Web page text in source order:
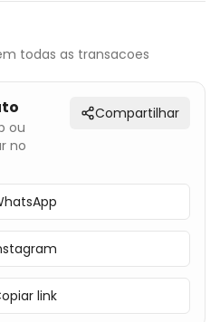
todas as transacoes
ou
no
Compartilhar
link